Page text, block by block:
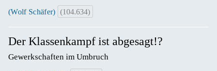
(Wolf Schäfer) (104.634)
Der Klassenkampf ist abgesagt!?
Gewerkschaften im Umbruch